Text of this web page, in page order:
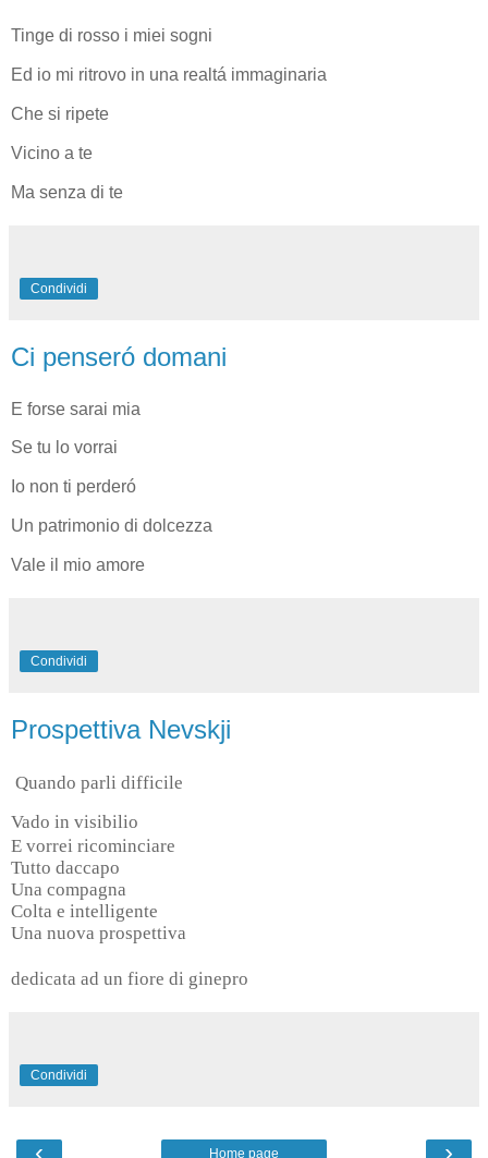
Tinge di rosso i miei sogni
Ed io mi ritrovo in una realtá immaginaria
Che si ripete
Vicino a te
Ma senza di te
Condividi
Ci penseró domani
E forse sarai mia
Se tu lo vorrai
Io non ti perderó
Un patrimonio di dolcezza
Vale il mio amore
Condividi
Prospettiva Nevskji
Quando parli difficile
Vado in visibilio
E vorrei ricominciare
Tutto daccapo
Una compagna
Colta e intelligente
Una nuova prospettiva
dedicata ad un fiore di ginepro
Condividi
Home page